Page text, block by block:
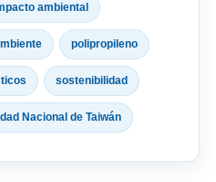
ambiental
polipropileno
sostenibilidad
Nacional de Taiwán